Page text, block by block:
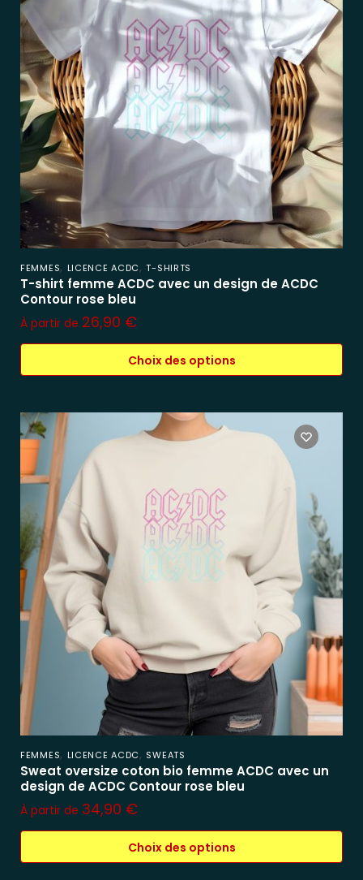
FEMMES, LICENCE ACDC,T-SHIRTS
T-shirt femme ACDC avec un design de ACDC
Contour rose bleu
À partir de 26,90 €
Choix des options
FEMMES, LICENCE ACDC, SWEATS
Sweat oversize coton bio femme ACDC avec un
design de ACDC Contour rose bleu
À partir de 34,90 €
Choix des options